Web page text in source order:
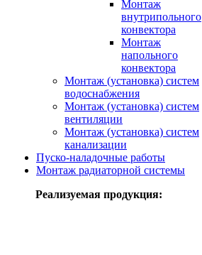
Монтаж
внутрипольного
конвектора
Монтаж
напольного
конвектора
Монтаж (установка) систем
водоснабжения
Монтаж (установка) систем
вентиляции
Монтаж (установка) систем
канализации
Пуско-наладочные работы
Монтаж радиаторной системы
Реализуемая продукция: